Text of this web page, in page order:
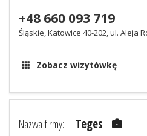
+48 660 093 719
Śląskie, Katowice 40-202, ul. Aleja
Zobacz wizytówkę
Nazwa firmy: Teges